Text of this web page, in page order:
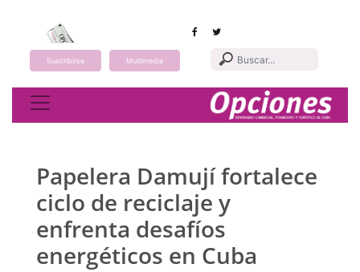
Suscribirse Multimedia
Toggle navigation
Papelera Damují fortalece
ciclo de reciclaje y
enfrenta desafíos
energéticos en Cuba